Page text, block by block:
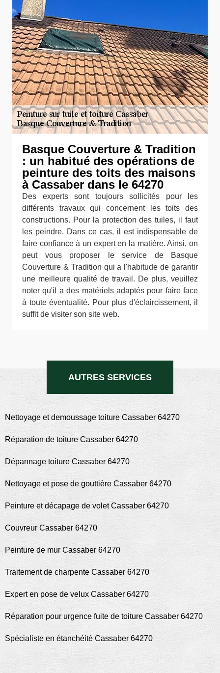
Basque Couverture & Tradition
: un habitué des opérations de
peinture des toits des maisons
à Cassaber dans le 64270
Des experts sont toujours sollicités pour les
différents travaux qui concernent les toits des
constructions. Pour la protection des tuiles, il faut
les peindre. Dans ce cas, il est indispensable de
faire confiance à un expert en la matière. Ainsi, on
peut vous proposer le service de Basque
Couverture & Tradition qui a l'habitude de garantir
une meilleure qualité de travail. De plus, veuillez
noter qu'il a des matériels adaptés pour faire face
à toute éventualité. Pour plus d'éclaircissement, il
suffit de visiter son site web.
AUTRES SERVICES
Nettoyage et demoussage toiture Cassaber 64270
Réparation de toiture Cassaber 64270
Dépannage toiture Cassaber 64270
Nettoyage et pose de gouttière Cassaber 64270
Peinture et décapage de volet Cassaber 64270
Couvreur Cassaber 64270
Peinture de mur Cassaber 64270
Traitement de charpente Cassaber 64270
Expert en pose de velux Cassaber 64270
Réparation pour urgence fuite de toiture Cassaber 64270
Spécialiste en étanchéité Cassaber 64270